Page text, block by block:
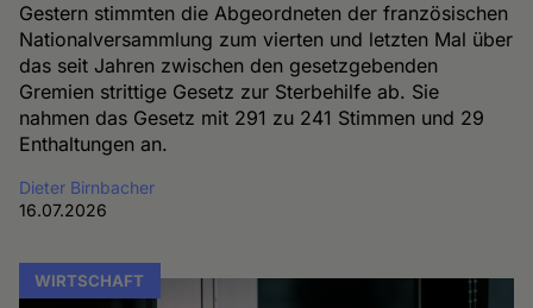
Gestern stimmten die Abgeordneten der französischen
Nationalversammlung zum vierten und letzten Mal über
das seit Jahren zwischen den gesetzgebenden
Gremien strittige Gesetz zur Sterbehilfe ab. Sie
nahmen das Gesetz mit 291 zu 241 Stimmen und 29
Enthaltungen an.
Dieter Birnbacher
16.07.2026
WIRTSCHAFT